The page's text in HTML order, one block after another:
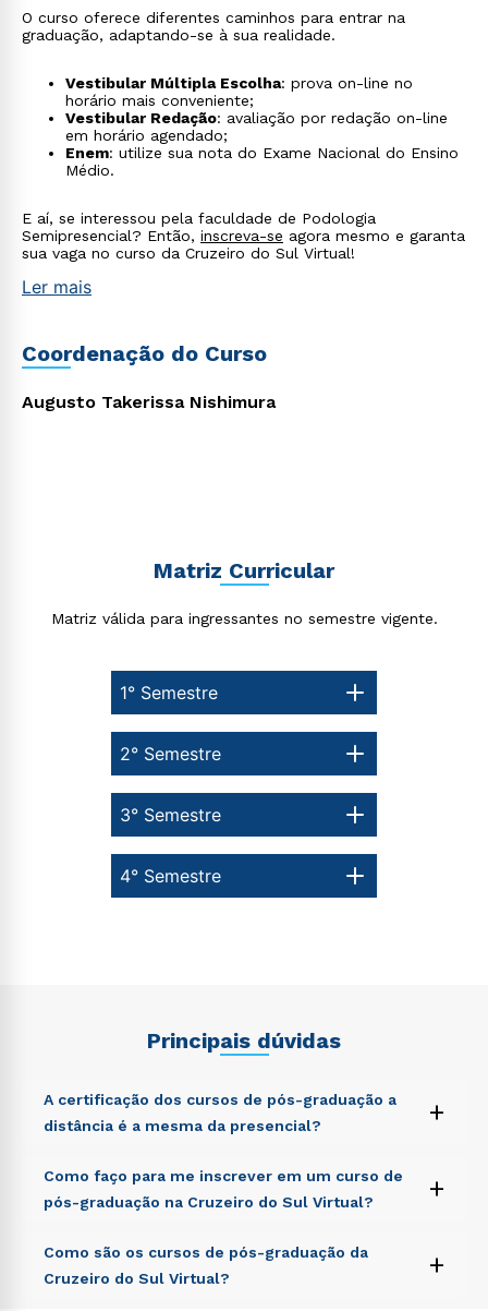
O curso oferece diferentes caminhos para entrar na
graduação, adaptando-se à sua realidade.
Vestibular Múltipla Escolha: prova on-line no
horário mais conveniente;
Vestibular Redação: avaliação por redação on-line
em horário agendado;
Enem: utilize sua nota do Exame Nacional do Ensino
Médio.
E aí, se interessou pela faculdade de Podologia
Semipresencial? Então, inscreva-se agora mesmo e garanta
sua vaga no curso da Cruzeiro do Sul Virtual!
Ler mais
Coordenação do Curso
Augusto Takerissa Nishimura
Matriz Curricular
Matriz válida para ingressantes no semestre vigente.
1° Semestre
4° Semestre
3° Semestre
2° Semestre
Principais dúvidas
A certificação dos cursos de pós-graduação a
distância é a mesma da presencial?
+
Sed ut perspiciatis unde omnis iste natus error sit
voluptatem accusantium doloremque laudantium,
totam rem aperiam, eaque ipsa quae ab illo inventore
explicabo. Nemo enim ipsam voluptatem quia
voluptas sit aspernatur aut odit aut fugit, sed quia
Como faço para me inscrever em um curso de
pós-graduação na Cruzeiro do Sul Virtual?
+
Sed ut perspiciatis unde omnis iste natus error sit
voluptatem accusantium doloremque laudantium,
totam rem aperiam, eaque ipsa quae ab illo inventore
Como são os cursos de pós-graduação da
Cruzeiro do Sul Virtual?
+